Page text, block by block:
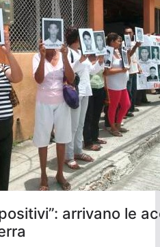
arrivano le